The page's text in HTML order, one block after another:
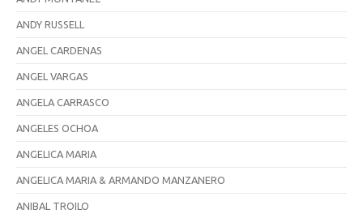
ANDY RUSSELL
ANGEL CARDENAS
ANGEL VARGAS
ANGELA CARRASCO
ANGELES OCHOA
ANGELICA MARIA
ANGELICA MARIA & ARMANDO MANZANERO
ANIBAL TROILO